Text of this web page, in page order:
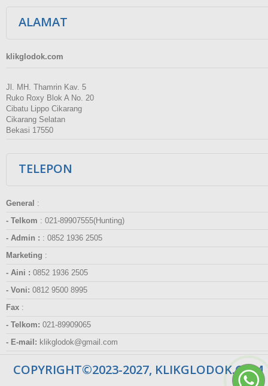
ALAMAT
klikglodok.com
Jl. MH. Thamrin Kav. 5
Ruko Roxy Blok A No. 20
Cibatu Lippo Cikarang
Cikarang Selatan
Bekasi 17550
TELEPON
General :
- Telkom : 021-89907555(Hunting)
- Admin : : 0852 1936 2505
Marketing :
- Aini : 0852 1936 2505
- Voni: 0812 9500 8995
Fax :
- Telkom: 021-89909065
- E-mail: klikglodok@gmail.com
COPYRIGHT©2023-2027, KLIKGLODOK.COM